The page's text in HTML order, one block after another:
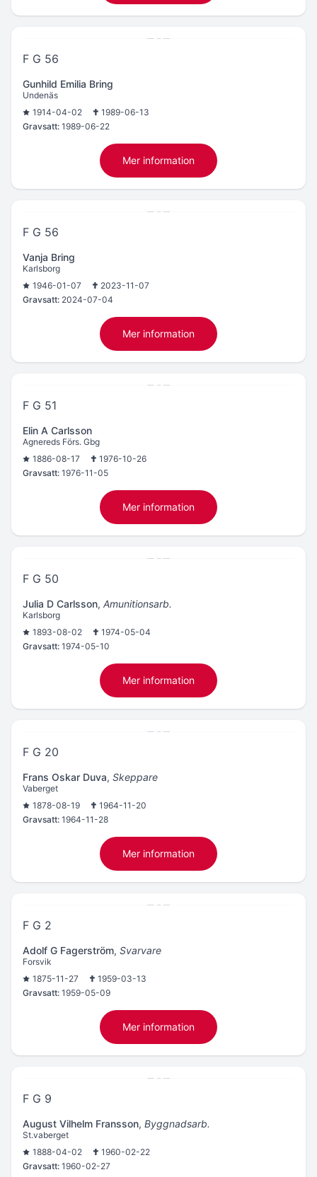
F G 56
Gunhild Emilia Bring
Undenäs
1914-04-02
1989-06-13
Gravsatt: 1989-06-22
Mer information
F G 56
Vanja Bring
Karlsborg
1946-01-07
2023-11-07
Gravsatt: 2024-07-04
Mer information
F G 51
Elin A Carlsson
Agnereds Förs. Gbg
1886-08-17
1976-10-26
Gravsatt: 1976-11-05
Mer information
F G 50
Julia D Carlsson, Amunitionsarb.
Karlsborg
1893-08-02
1974-05-04
Gravsatt: 1974-05-10
Mer information
F G 20
Frans Oskar Duva, Skeppare
Vaberget
1878-08-19
1964-11-20
Gravsatt: 1964-11-28
Mer information
F G 2
Adolf G Fagerström, Svarvare
Forsvik
1875-11-27
1959-03-13
Gravsatt: 1959-05-09
Mer information
F G 9
August Vilhelm Fransson, Byggnadsarb.
St.vaberget
1888-04-02
1960-02-22
Gravsatt: 1960-02-27